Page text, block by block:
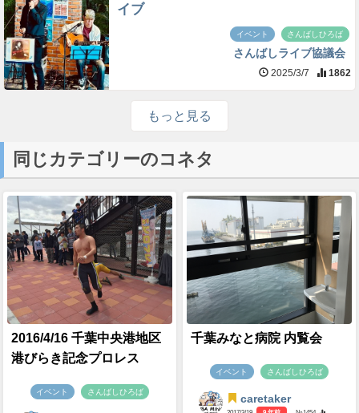
イブ
イベント さんばしひろば
さんばしライブ協議会
2025/3/7 1862
もっと見る
同じカテゴリーのコネタ
2016/4/16 千葉中央港地区
港びらき記念プロレス
イベント さんばしひろば
千葉みなと病院 内覧会
イベント さんばしひろば
caretaker